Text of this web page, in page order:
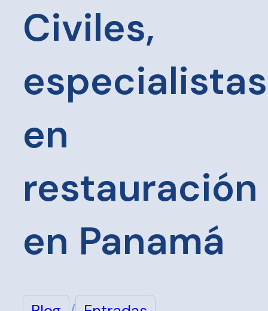
Civiles,
especialistas
en
restauración
en Panamá